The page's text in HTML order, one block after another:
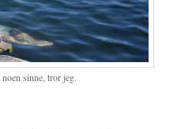
sinne, tror jeg.